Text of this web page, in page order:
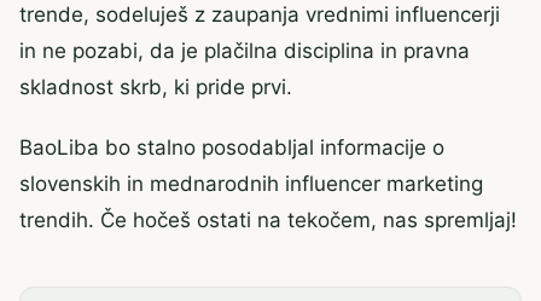
trende, sodeluješ z zaupanja vrednimi influencerji
in ne pozabi, da je plačilna disciplina in pravna
skladnost skrb, ki pride prvi.
BaoLiba bo stalno posodabljal informacije o
slovenskih in mednarodnih influencer marketing
trendih. Če hočeš ostati na tekočem, nas spremljaj!